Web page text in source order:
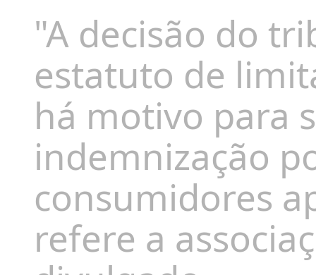
"A decisão do
estatuto de
há motivo para
indemnização
consumidores
refere a